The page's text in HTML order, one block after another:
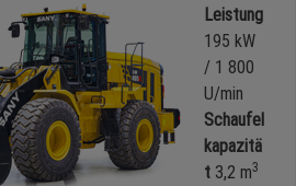
Leistung
195 kW
/ 1 800
U/min
Schaufel
kapazitä
t 3,2 m3